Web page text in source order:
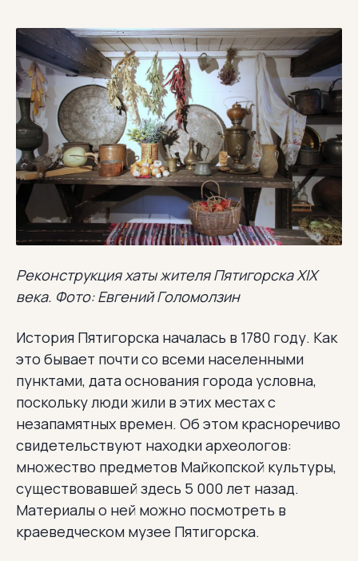
Реконструкция хаты жителя Пятигорска XIX
века. Фото: Евгений Голомолзин
История Пятигорска началась в 1780 году. Как
это бывает почти со всеми населенными
пунктами, дата основания города условна,
поскольку люди жили в этих местах с
незапамятных времен. Об этом красноречиво
свидетельствуют находки археологов:
множество предметов Майкопской культуры,
существовавшей здесь 5 000 лет назад.
Материалы о ней можно посмотреть в
краеведческом музее Пятигорска.